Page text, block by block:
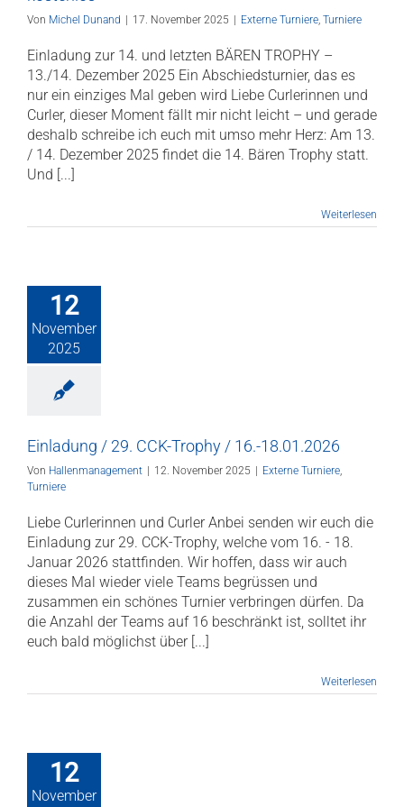
Von Michel Dunand 17. November 2025 Externe Turniere, Turniere
Einladung zur 14. und letzten BÄREN TROPHY –
13./14. Dezember 2025 Ein Abschiedsturnier, das es
nur ein einziges Mal geben wird Liebe Curlerinnen und
Curler, dieser Moment fällt mir nicht leicht – und gerade
deshalb schreibe ich euch mit umso mehr Herz: Am 13.
/ 14. Dezember 2025 findet die 14. Bären Trophy statt.
Und [...]
Weiterlesen
12
November
2025
Einladung / 29. CCK-Trophy / 16.-18.01.2026
Von Hallenmanagement 12. November 2025 Externe Turniere,
Turniere
Liebe Curlerinnen und Curler Anbei senden wir euch die
Einladung zur 29. CCK-Trophy, welche vom 16. - 18.
Januar 2026 stattfinden. Wir hoffen, dass wir auch
dieses Mal wieder viele Teams begrüssen und
zusammen ein schönes Turnier verbringen dürfen. Da
die Anzahl der Teams auf 16 beschränkt ist, solltet ihr
euch bald möglichst über [...]
Weiterlesen
12
November